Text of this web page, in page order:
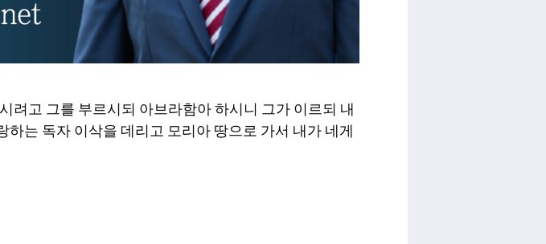
려고 그를 부르시되 아브라함아 하시니 그가 이르되 내
는 독자 이삭을 데리고 모리아 땅으로 가서 내가 네게